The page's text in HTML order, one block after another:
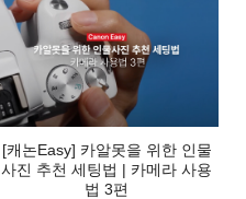
[캐논Easy] 카알못을 위한 인물
사진 추천 세팅법 | 카메라 사용
법 3편